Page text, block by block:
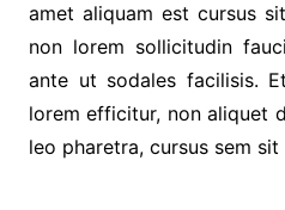
amet aliquam est cursus
non lorem sollicitudin
ante ut sodales facilisis.
lorem efficitur, non aliquet
leo pharetra, cursus sem